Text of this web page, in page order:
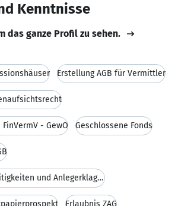
Kenntnisse
das ganze Profil zu sehen.
Erstellung AGB für Vermittler
- GewO Geschlossene Fonds
Abwehr von Anlegerstreitigkeiten und Anlegerklagen
Erlaubnis ZAG